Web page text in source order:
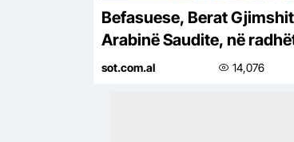
Befasuese, Berat
Arabinë Saudite, në
sot.com.al 14,076